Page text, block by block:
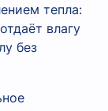
тепла:
влагу
без